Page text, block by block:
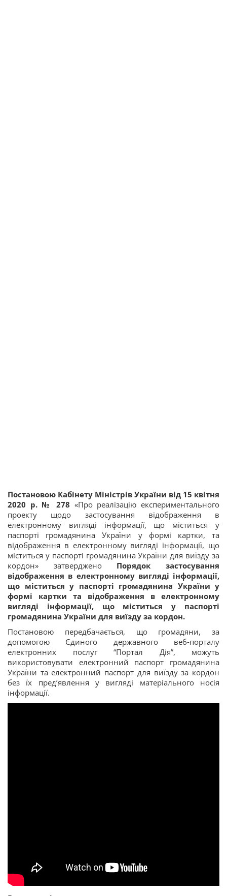
Постановою Кабінету Міністрів України від 15 квітня
2020 р. № 278 «Про реалізацію експериментального
проекту щодо застосування відображення в
електронному вигляді інформації, що міститься у
паспорті громадянина України у формі картки, та
відображення в електронному вигляді інформації, що
міститься у паспорті громадянина України для виїзду за
кордон» затверджено Порядок застосування
відображення в електронному вигляді інформації,
що міститься у паспорті громадянина України у
формі картки та відображення в електронному
вигляді інформації, що міститься у паспорті
громадянина України для виїзду за кордон.
Постановою передбачається, що громадяни, за
допомогою Єдиного державного веб‑порталу
електронних послуг “Портал Дія”, можуть
використовувати електронний паспорт громадянина
України та електронний паспорт для виїзду за кордон
без їх пред’явлення у вигляді матеріального носія
інформації.